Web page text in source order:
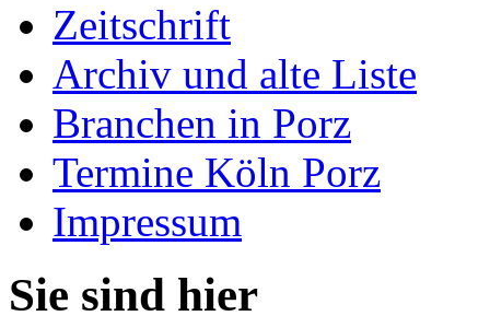
Zeitschrift
Archiv und alte Liste
Branchen in Porz
Termine Köln Porz
Impressum
Sie sind hier